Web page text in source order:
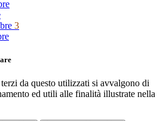
3
da questo utilizzati si avvalgono di
ed utili alle finalità illustrate nella